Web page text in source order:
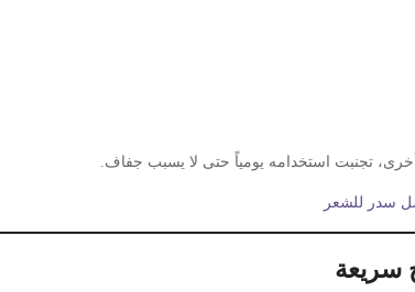
تجنبت استخدامه يومياً حتى لا يسبب جفاف.
سدر للشعر
سريعة